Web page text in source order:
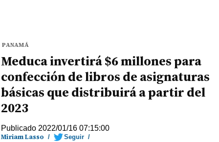
PANAMÁ
Meduca invertirá $6 millones para
confección de libros de asignaturas
básicas que distribuirá a partir del
2023
Publicado 2022/01/16 07:15:00
Miriam Lasso / Seguir /